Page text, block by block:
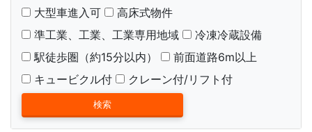
大型車進入可
高床式物件
準工業、工業、工業専用地域
冷凍冷蔵設備
駅徒歩圏（約15分以内）
前面道路6m以上
キュービクル付
クレーン付/リフト付